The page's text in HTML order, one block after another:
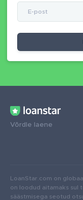
Võrdle laene
LoanStar.com on
on loodud aitamaks sul
säästmisega seotud